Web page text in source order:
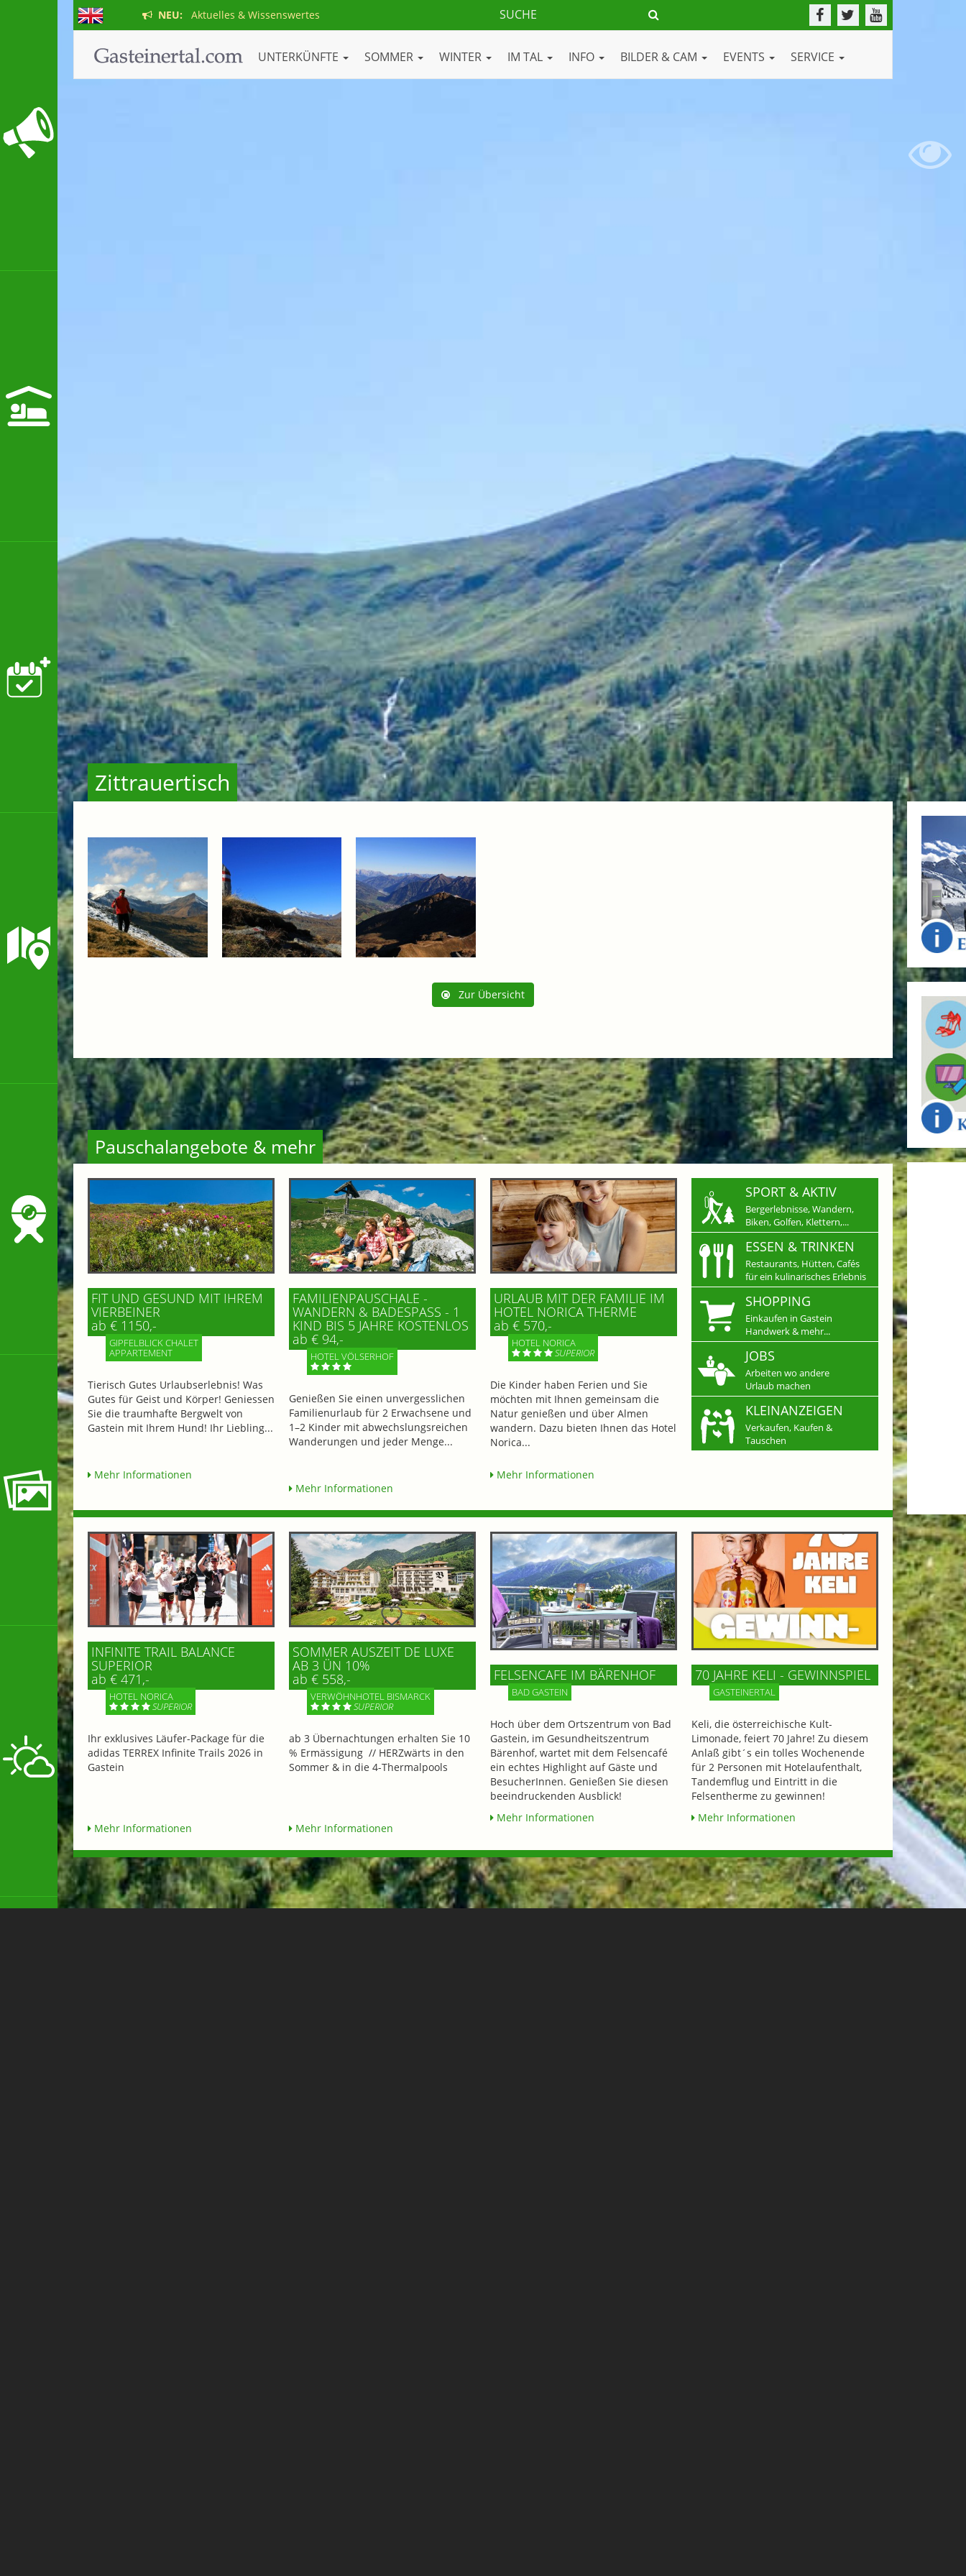
NEU: Aktuelles & Wissenswertes
UNTERKÜNFTE SOMMER WINTER IM TAL INFO BILDER & CAM EVENTS SERVICE
Zittrauertisch
Zur Übersicht
Pauschalangebote & mehr
FIT UND GESUND MIT IHREM
VIERBEINER
ab € 1150,-
GIPFELBLICK CHALET
APPARTEMENT
Tierisch Gutes Urlaubserlebnis! Was
Gutes für Geist und Körper! Geniessen
Sie die traumhafte Bergwelt von
Gastein mit Ihrem Hund! Ihr Liebling...
Mehr Informationen
FAMILIENPAUSCHALE -
WANDERN & BADESPASS - 1 K
IND BIS 5 JAHRE KOSTENLOS
ab € 94,-
HOTEL VÖLSERHOF
Genießen Sie einen unvergesslichen
Familienurlaub für 2 Erwachsene und
1–2 Kinder mit abwechslungsreichen
Wanderungen und jeder Menge...
Mehr Informationen
URLAUB MIT DER FAMILIE IM
HOTEL NORICA THERME
ab € 570,-
HOTEL NORICA
SUPERIOR
Die Kinder haben Ferien und Sie
möchten mit Ihnen gemeinsam die
Natur genießen und über Almen
wandern. Dazu bieten Ihnen das Hotel
Norica...
Mehr Informationen
SPORT & AKTIV
Bergerlebnisse, Wandern,
Biken, Golfen, Klettern,...
ESSEN & TRINKEN
Restaurants, Hütten, Cafés
für ein kulinarisches Erlebnis
SHOPPING
Einkaufen in Gastein
Handwerk & mehr...
JOBS
Arbeiten wo andere
Urlaub machen
KLEINANZEIGEN
Verkaufen, Kaufen &
Tauschen
INFINITE TRAIL BALANCE
SUPERIOR
ab € 471,-
HOTEL NORICA
SUPERIOR
Ihr exklusives Läufer-Package für die
adidas TERREX Infinite Trails 2026 in
Gastein
Mehr Informationen
SOMMER AUSZEIT DE LUXE
AB 3 ÜN 10%
ab € 558,-
VERWÖHNHOTEL BISMARCK
SUPERIOR
ab 3 Übernachtungen erhalten Sie 10
% Ermässigung // HERZwärts in den
Sommer & in die 4-Thermalpools
Mehr Informationen
FELSENCAFE IM BÄRENHOF
BAD GASTEIN
Hoch über dem Ortszentrum von Bad
Gastein, im Gesundheitszentrum
Bärenhof, wartet mit dem Felsencafé
ein echtes Highlight auf Gäste und
BesucherInnen. Genießen Sie diesen
beeindruckenden Ausblick!
Mehr Informationen
70 JAHRE KELI - GEWINNSPIEL
GASTEINERTAL
Keli, die österreichische Kult-
Limonade, feiert 70 Jahre! Zu diesem
Anlaß gibt´s ein tolles Wochenende
für 2 Personen mit Hotelaufenthalt,
Tandemflug und Eintritt in die
Felsentherme zu gewinnen!
Mehr Informationen